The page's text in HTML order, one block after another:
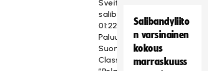
Sveitsin
salibandykulttuureissa
01:22:33
Paluu
Suomeen
Classiciin
Salibandyliito
n varsinainen
kokous
marraskuuss